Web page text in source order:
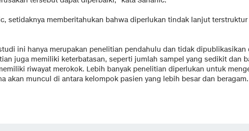
setidaknya memberitahukan bahwa diperlukan tindak lanjut terstruktur
ini hanya merupakan penelitian pendahulu dan tidak dipublikasikan
juga memiliki keterbatasan, seperti jumlah sampel yang sedikit dan
riwayat merokok. Lebih banyak penelitian diperlukan untuk
akan muncul di antara kelompok pasien yang lebih besar dan beragam.